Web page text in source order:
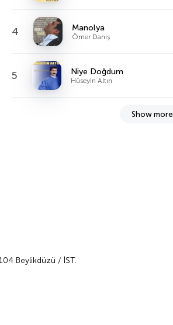
4 Manolya
Ömer Danış
5 Niye Doğdum
Hüseyin Altın
Show more
Beylikdüzü / İST.